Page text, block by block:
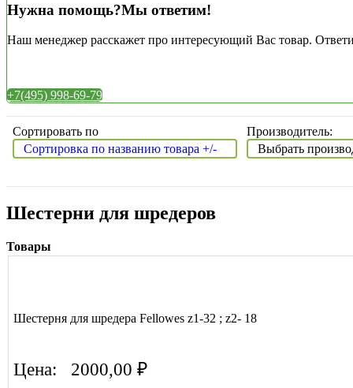
Нужна помощь?Мы ответим!
Наш менеджер расскажет про интересующий Вас товар.
+7(495) 998-69-79
Сортировать по
Сортировка по названию товара +/-
Производитель:
Выбрать
Шестерни для шредеров
Товары
Шестерня для шредера Fellowes z1-32 ; z2- 18
Цена: 2000,00 ₽